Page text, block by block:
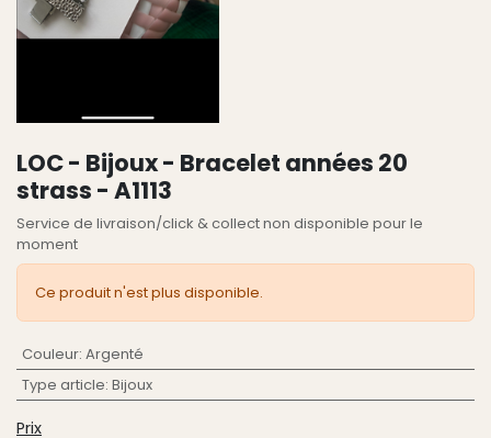
LOC - Bijoux - Bracelet années 20
strass - A1113
Service de livraison/click & collect non disponible pour le
moment
Ce produit n'est plus disponible.
Couleur: Argenté
Type article: Bijoux
Prix